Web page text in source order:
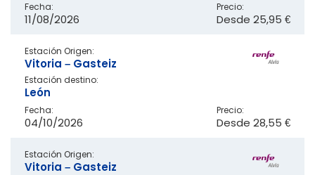
Fecha:
11/08/2026
Precio:
Desde 25,95 €
Estación Origen:
Vitoria – Gasteiz
Estación destino:
León
Fecha:
04/10/2026
Precio:
Desde 28,55 €
Estación Origen:
Vitoria – Gasteiz